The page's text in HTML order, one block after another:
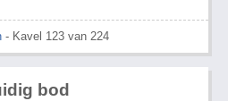
- Kavel 123 van 224
bod